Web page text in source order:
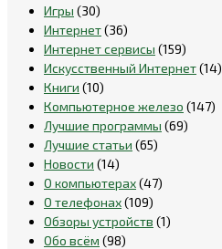
Игры (30)
Интернет(36)
Интернет сервисы (159)
Искусственный Интернет(14)
Книги (10)
Компьютерное железо (147)
Лучшие программы (69)
Лучшие статьи (65)
Новости (14)
О компьютерах(47)
О телефонах(109)
Обзоры устройств (1)
Обо всём (98)